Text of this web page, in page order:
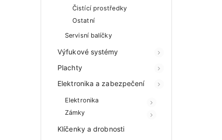
Čistící prostředky
Ostatní
Servisní balíčky
Výfukové systémy
Plachty
Elektronika a zabezpečení
Elektronika
Zámky
Klíčenky a drobnosti